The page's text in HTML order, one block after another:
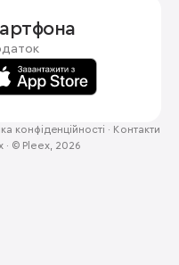
конфіденційності · Контакти
· © Pleex, 2026